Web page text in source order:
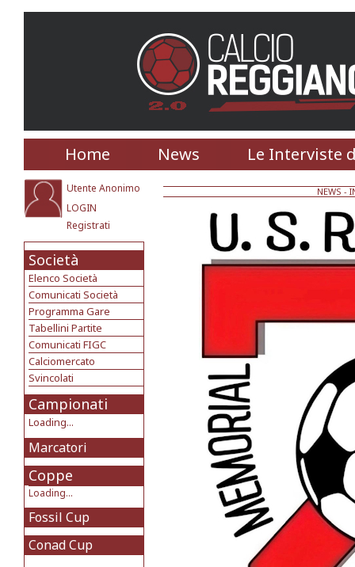
Home News Le Interviste
Utente Anonimo
LOGIN
Registrati
Società
Elenco Società
Comunicati Società
Programma Gare
Tabellini Partite
Comunicati FIGC
Calciomercato
Svincolati
Campionati
Loading...
Marcatori
Coppe
Loading...
Fossil Cup
Conad Cup
NEWS -